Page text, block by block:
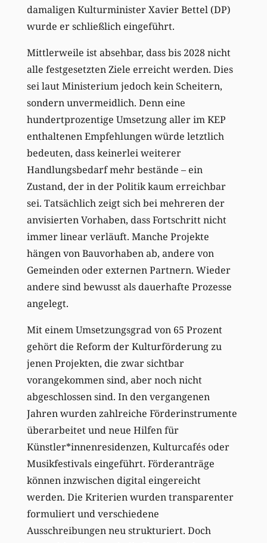
damaligen Kulturminister Xavier Bettel (DP)
wurde er schließlich eingeführt.
Mittlerweile ist absehbar, dass bis 2028 nicht
alle festgesetzten Ziele erreicht werden. Dies
sei laut Ministerium jedoch kein Scheitern,
sondern unvermeidlich. Denn eine
hundertprozentige Umsetzung aller im KEP
enthaltenen Empfehlungen würde letztlich
bedeuten, dass keinerlei weiterer
Handlungsbedarf mehr bestände – ein
Zustand, der in der Politik kaum erreichbar
sei. Tatsächlich zeigt sich bei mehreren der
anvisierten Vorhaben, dass Fortschritt nicht
immer linear verläuft. Manche Projekte
hängen von Bauvorhaben ab, andere von
Gemeinden oder externen Partnern. Wieder
andere sind bewusst als dauerhafte Prozesse
angelegt.
Mit einem Umsetzungsgrad von 65 Prozent
gehört die Reform der Kulturförderung zu
jenen Projekten, die zwar sichtbar
vorangekommen sind, aber noch nicht
abgeschlossen sind. In den vergangenen
Jahren wurden zahlreiche Förderinstrumente
überarbeitet und neue Hilfen für
Künstler*innenresidenzen, Kulturcafés oder
Musikfestivals eingeführt. Förderanträge
können inzwischen digital eingereicht
werden. Die Kriterien wurden transparenter
formuliert und verschiedene
Ausschreibungen neu strukturiert. Doch